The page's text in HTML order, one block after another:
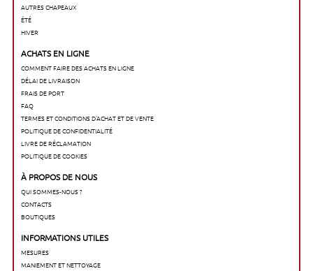
AUTRES CHAPEAUX
ÉTÉ
HIVER
ACHATS EN LIGNE
COMMENT FAIRE DES ACHATS EN LIGNE
DÉLAI DE LIVRAISON
FRAIS DE PORT
FAQ
TERMES ET CONDITIONS D'ACHAT ET DE VENTE
POLITIQUE DE CONFIDENTIALITÉ
LIVRE DE RÉCLAMATION
POLITIQUE DE COOKIES
À PROPOS DE NOUS
QUI SOMMES-NOUS ?
CONTACTS
BOUTIQUES
INFORMATIONS UTILES
MESURES
MANIEMENT ET NETTOYAGE